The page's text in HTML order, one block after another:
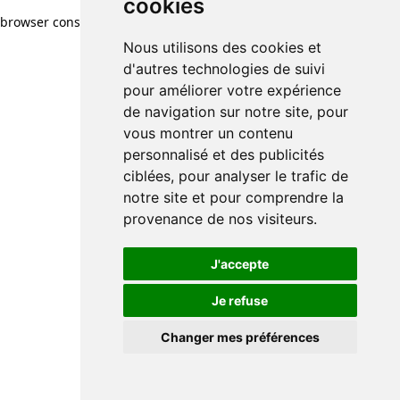
cookies
Nous utilisons des cookies et
d'autres technologies de suivi
pour améliorer votre expérience
de navigation sur notre site, pour
vous montrer un contenu
personnalisé et des publicités
ciblées, pour analyser le trafic de
notre site et pour comprendre la
provenance de nos visiteurs.
J'accepte
Je refuse
Changer mes préférences
browser console for more information)